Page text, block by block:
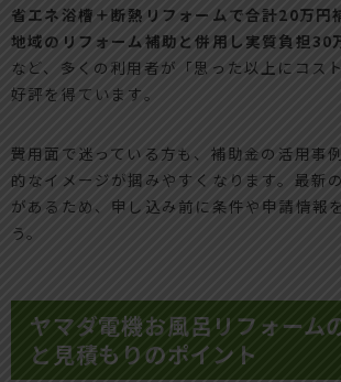
省エネ浴槽＋断熱リフォームで合計20万円
地域のリフォーム補助と併用し実質負担30
など、多くの利用者が「思った以上にコス
好評を得ています。
費用面で迷っている方も、補助金の活用事
的なイメージが掴みやすくなります。最新
があるため、申し込み前に条件や申請情報
う。
ヤマダ電機お風呂リフォーム
と見積もりのポイント